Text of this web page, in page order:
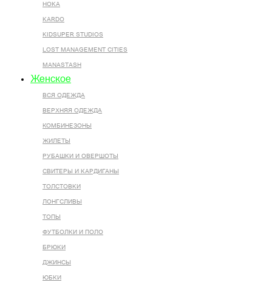
HOKA
KARDO
KIDSUPER STUDIOS
LOST MANAGEMENT CITIES
MANASTASH
Женское
ВСЯ ОДЕЖДА
ВЕРХНЯЯ ОДЕЖДА
КОМБИНЕЗОНЫ
ЖИЛЕТЫ
РУБАШКИ И ОВЕРШОТЫ
СВИТЕРЫ И КАРДИГАНЫ
ТОЛСТОВКИ
ЛОНГСЛИВЫ
ТОПЫ
ФУТБОЛКИ И ПОЛО
БРЮКИ
ДЖИНСЫ
ЮБКИ